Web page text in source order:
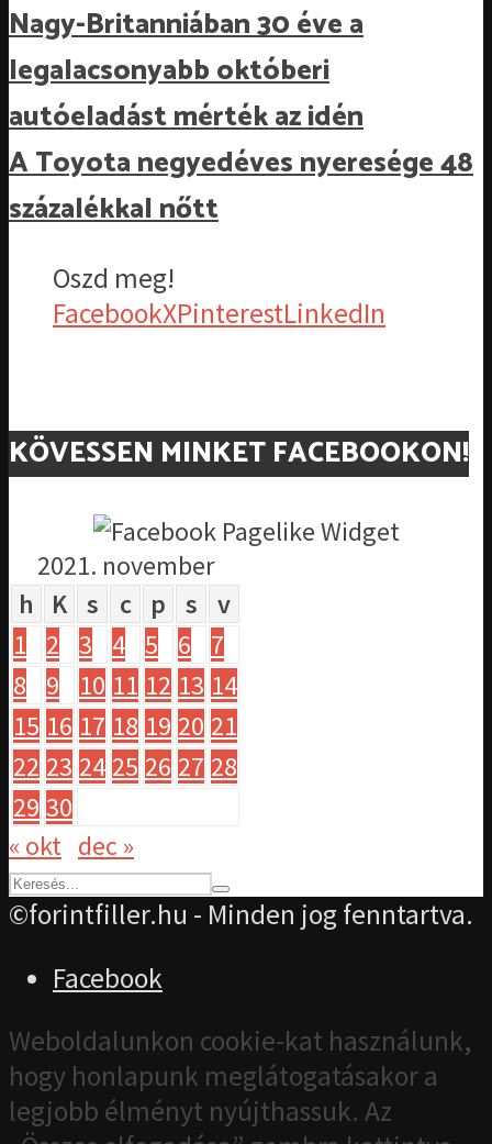
Nagy-Britanniában 30 éve a
legalacsonyabb októberi
autóeladást mérték az idén
A Toyota negyedéves nyeresége 48
százalékkal nőtt
Oszd meg!
FacebookXPinterestLinkedIn
KÖVESSEN MINKET FACEBOOKON!
2021. november
h
K s c p s
v
1
2 3 4 5 6
7
8
9 10 11 12 13 14
15 16 17 18 19 20 21
22 23 24 25 26 27 28
29 30
« okt dec »
©forintfiller.hu - Minden jog fenntartva.
Facebook
Weboldalunkon cookie-kat használunk,
hogy honlapunk meglátogatásakor a
legjobb élményt nyújthassuk. Az